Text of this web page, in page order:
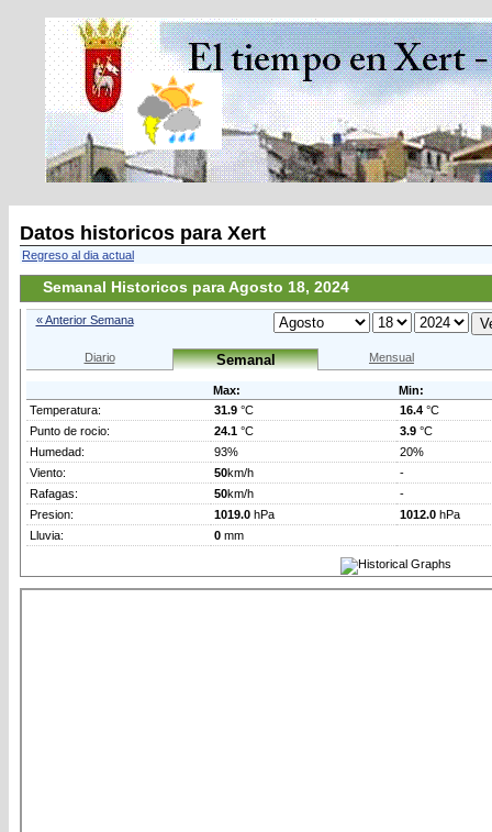
Datos historicos para Xert
Regreso al dia actual
Semanal Historicos para Agosto 18, 2024
« Anterior Semana
Diario Semanal Mensual
Max:
Min:
Temperatura:
31.9 °C 16.4 °C
Punto de rocio:
24.1 °C 3.9 °C
Humedad:
93%
20%
Viento:
50km/h
-
Rafagas:
50km/h
-
Presion:
1019.0 hPa 1012.0 hPa
Lluvia:
0 mm